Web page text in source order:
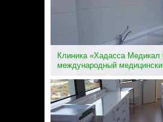
Клиника «Хадасса Медикал
международный